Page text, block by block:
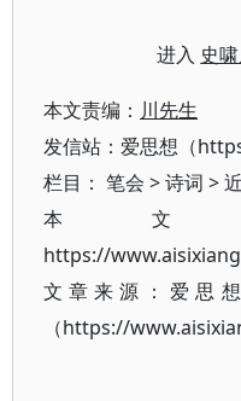
进入 史
本文责编： 川先生
发信站：爱思想（
栏目： 笔会 >诗词 >
本文
https://
文章来源：爱思
（https://